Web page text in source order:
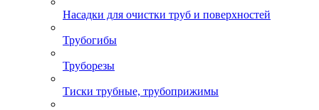
Насадки для очистки труб и поверхностей
Трубогибы
Труборезы
Тиски трубные, трубоприжимы